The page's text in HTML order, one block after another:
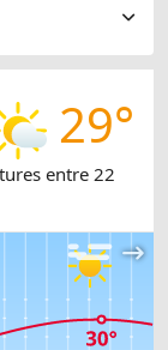
29°
entre 22